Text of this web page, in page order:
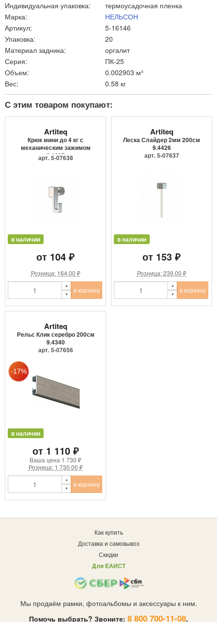
Индивидуальная упаковка:
термоусадочная пленка
Марка:
НЕЛЬСОН
Артикул:
5-16146
Упаковка:
20
Материал задника:
оргалит
Серия:
ПК-25
Объем:
0.002903 м³
Вес:
0.58 кг
С этим товаром покупают:
Artiteq
Крюк мини до 4 кг с
механическим зажимом
9.4205
арт. 5-07638
в наличии
от 104 ₽
Розница: 164.00 ₽
в корзину
Artiteq
Леска Слайдер 2мм 200см
9.4426
арт. 5-07637
в наличии
от 153 ₽
Розница: 239.00 ₽
в корзину
Artiteq
Рельс Клик серебро 200см
9.4340
арт. 5-07656
в наличии
от 1 110 ₽
Ваша цена 1 730 ₽
Розница: 1 730.00 ₽
в корзину
Как купить
Доставка и самовывоз
Скидки
Для ЕАИСТ
Мы продаём рамки, фотоальбомы и аксессуары к ним.
Помочь выбрать? Звоните: 8 800 700-11-08,